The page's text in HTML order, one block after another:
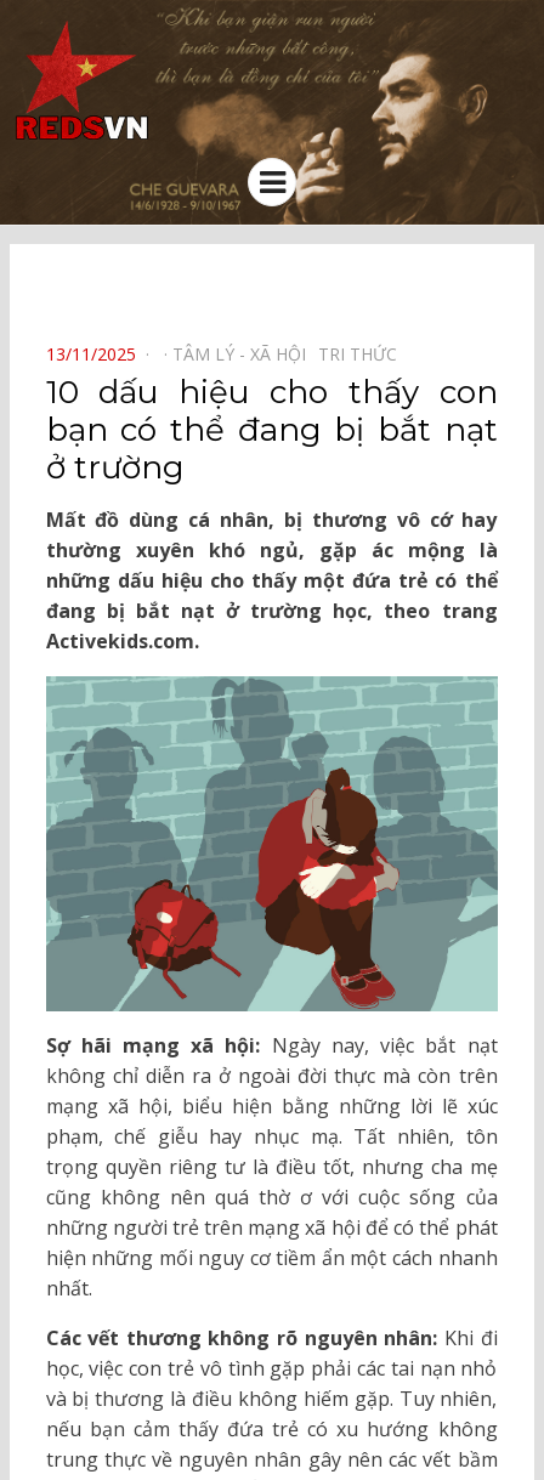
Kênh chia sẻ tri thức cộng đồng
Menu
POSTED
ON
13/11/2025 TÂM LÝ - XÃ HỘI⠀ TRI THỨC⠀
10 dấu hiệu cho thấy con
bạn có thể đang bị bắt nạt
ở trường
Mất đồ dùng cá nhân, bị thương vô cớ hay
thường xuyên khó ngủ, gặp ác mộng là
những dấu hiệu cho thấy một đứa trẻ có thể
đang bị bắt nạt ở trường học, theo trang
Activekids.com.
Sợ hãi mạng xã hội: Ngày nay, việc bắt nạt
không chỉ diễn ra ở ngoài đời thực mà còn trên
mạng xã hội, biểu hiện bằng những lời lẽ xúc
phạm, chế giễu hay nhục mạ. Tất nhiên, tôn
trọng quyền riêng tư là điều tốt, nhưng cha mẹ
cũng không nên quá thờ ơ với cuộc sống của
những người trẻ trên mạng xã hội để có thể phát
hiện những mối nguy cơ tiềm ẩn một cách nhanh
nhất.
Các vết thương không rõ nguyên nhân: Khi đi
học, việc con trẻ vô tình gặp phải các tai nạn nhỏ
và bị thương là điều không hiếm gặp. Tuy nhiên,
nếu bạn cảm thấy đứa trẻ có xu hướng không
trung thực về nguyên nhân gây nên các vết bầm